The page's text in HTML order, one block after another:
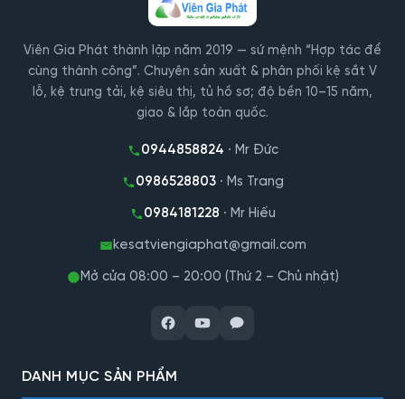
Viên Gia Phát thành lập năm 2019 — sứ mệnh “Hợp tác để
cùng thành công”. Chuyên sản xuất & phân phối kệ sắt V
lỗ, kệ trung tải, kệ siêu thị, tủ hồ sơ; độ bền 10–15 năm,
giao & lắp toàn quốc.
0944858824 · Mr Đức
0986528803· Ms Trang
0984181228 · Mr Hiếu
kesatviengiaphat@gmail.com
Mở cửa 08:00 – 20:00 (Thứ 2 – Chủ nhật)
DANH MỤC SẢN PHẨM